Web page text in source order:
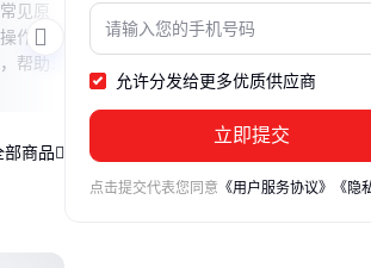
见原
作误
帮助您
本文详细讲解塑料开条机如何调
均匀尺寸的塑料条，包括刀具安
作人员快速掌握调整技巧。
部商品
允许分发给更多优质供应商
立即提交
点击提交代表您同意 《用户服务协议》 《隐